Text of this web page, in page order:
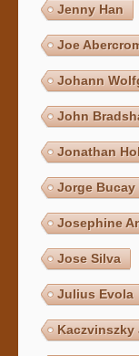
Jenny Han
Joe
Johann
John
Jonathan
Jorge Bucay
Josephine
Jose Silva
Julius Evola
Kaczvinszky